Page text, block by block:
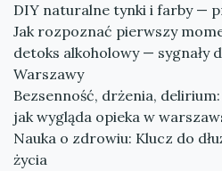
DIY naturalne tynki i farby —
Jak rozpoznać pierwszy
detoks alkoholowy — sygnały
Warszawy
Bezsenność, drżenia,
jak wygląda opieka w
Nauka o zdrowiu: Klucz do
życia